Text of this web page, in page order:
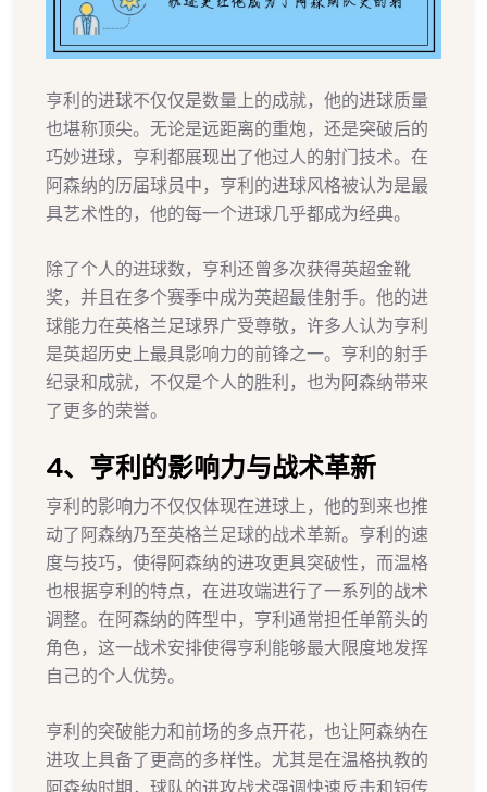
亨利的进球不仅仅是数量上的成就，他的进球质量
也堪称顶尖。无论是远距离的重炮，还是突破后的
巧妙进球，亨利都展现出了他过人的射门技术。在
阿森纳的历届球员中，亨利的进球风格被认为是最
具艺术性的，他的每一个进球几乎都成为经典。
除了个人的进球数，亨利还曾多次获得英超金靴
奖，并且在多个赛季中成为英超最佳射手。他的进
球能力在英格兰足球界广受尊敬，许多人认为亨利
是英超历史上最具影响力的前锋之一。亨利的射手
纪录和成就，不仅是个人的胜利，也为阿森纳带来
了更多的荣誉。
4、亨利的影响力与战术革新
亨利的影响力不仅仅体现在进球上，他的到来也推
动了阿森纳乃至英格兰足球的战术革新。亨利的速
度与技巧，使得阿森纳的进攻更具突破性，而温格
也根据亨利的特点，在进攻端进行了一系列的战术
调整。在阿森纳的阵型中，亨利通常担任单箭头的
角色，这一战术安排使得亨利能够最大限度地发挥
自己的个人优势。
亨利的突破能力和前场的多点开花，也让阿森纳在
进攻上具备了更高的多样性。尤其是在温格执教的
阿森纳时期，球队的进攻战术强调快速反击和短传